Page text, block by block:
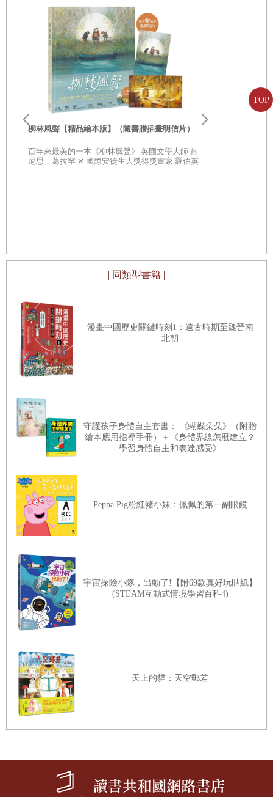
TOP
學習方式，藉由圖像學習文字才是這套書籍的精髓。
建議家長可從「象形篇」開始，讓孩子先確認在書上看到什麼圖案？
是一顆紅「太陽」在一座「山」頂上，周圍還有河流環繞。接著引導
孩子看象形文字的「日」與「山」，讓孩子觀察並表達象形文字與圖
畫中的「太陽」和「山」有何相似之處，再進一步辨識象形文字與現
代文字的相似處及相異處。充分的討論後，可以利用黏土讓孩子仿做
現代文字形狀，將黏土搓揉出各種長短線條，擺出「日」與「山」，
在黏土上戳洞，排列出「日」與「山」。
學會文字。
除了藉由圖像學文字，書中也介紹每個字的故事，家長可以利用每篇
小故事幫助孩子理解並記憶每個字型結構概念，當孩子的邏輯推理能
力參與在認字活動中，學文字就不再只是無趣的記憶工作，而是促進
大腦活躍思考的任務挑戰。
讀物
《水墨漢字繪本》運用了精美的全彩水墨畫，並且搭配古漢字形體、
文字，讓孩子從圖像開始，學會認識漢字的結構。
右腦圖像學習，加強孩子的認字能力
歷程的方法。孩子七歲以前，學習的主要模式是從模仿與圖像開始，
然而，這並非代表七歲以後，孩子就可以摒棄圖像學習。從人類腦部
學習方式來看，最先進入記憶庫的並非文字，而是圖像，也因此，在
學習任何知識的時候，如果能以圖像學習的方式開始，可以加強孩子
習方式。
傳統的學習方式是以注音開始教起，然而，在我們還沒有教孩子注音
之前、在牙牙學語之際，孩子就已經從我們的語調與環境，開始學習
從造字原理學習，加深孩子語文理解能力
柳林風聲【精品繪本版】（隨書贈插畫明信片）
百年來最美的一本《柳林風聲》 英國文學大師 肯
尼思．葛拉罕 ✕ 國際安徒生大獎得獎畫家 羅伯英
李歐‧李奧
| 同類型書籍 |
漫畫中國歷史關鍵時刻1：遠古時期至魏晉南
北朝
守護孩子身體自主套書： 《蝴蝶朵朵》（附贈
繪本應用指導手冊）＋《身體界線怎麼建立？
學習身體自主和表達感受》
Peppa Pig粉紅豬小妹：佩佩的第一副眼鏡
宇宙探險小隊，出動了!【附69款真好玩貼紙】
(STEAM互動式情境學習百科4)
天上的貓：天空郵差